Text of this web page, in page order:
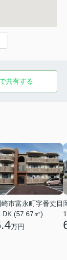
共有する
崎市富永町字番丈目
(57.67㎡)
万円